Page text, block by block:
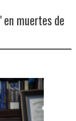
muertes de